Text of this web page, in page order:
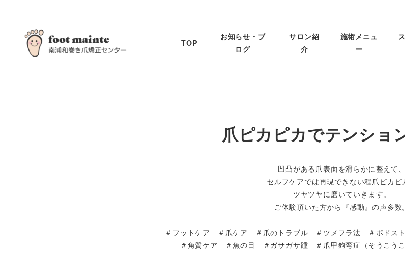
TOP
お知らせ・ブ
ログ
サロン紹
介
施術メニュ
ー
爪ピカピカでテンショ
凹凸がある爪表面を滑らかに整えて、
セルフケアでは再現できない程爪ピカピ
ツヤツヤに磨いていきます。
ご体験頂いた方から『感動』の声多数。
＃フットケア ＃爪ケア ＃爪のトラブル ＃ツメフラ法 ＃ポドス
＃角質ケア ＃魚の目 ＃ガサガサ踵 ＃爪甲鉤弯症（そうこうこ